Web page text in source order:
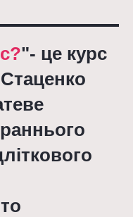
"- це курс
Стаценко